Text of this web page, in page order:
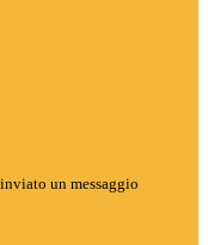
un messaggio